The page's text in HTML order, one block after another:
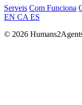
Serveis Com Funciona
EN CA ES
© 2026